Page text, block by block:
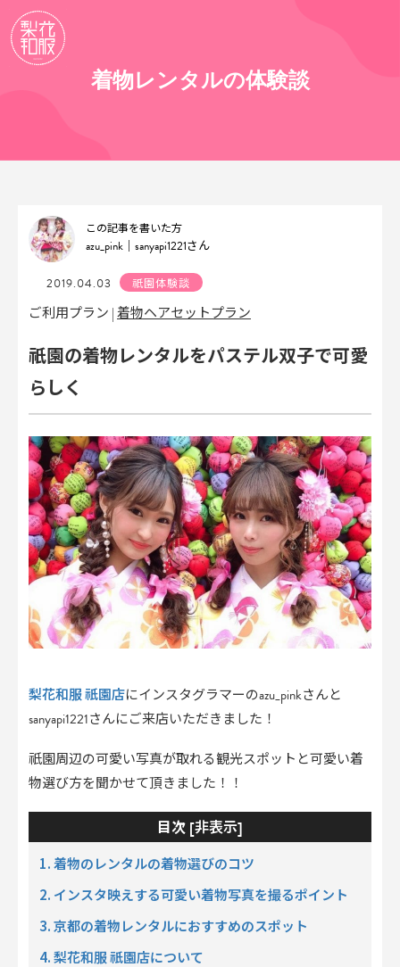
着物レンタルの体験談
この記事を書いた方
azu_pink｜sanyapi1221さん
2019.04.03 祇園体験談
ご利用プラン |着物ヘアセットプラン
祇園の着物レンタルをパステル双子で可愛
らしく
梨花和服 祇園店にインスタグラマーのazu_pinkさんと
sanyapi1221さんにご来店いただきました！
祇園周辺の可愛い写真が取れる観光スポットと可愛い着
物選び方を聞かせて頂きました！！
目次 [非表示]
1. 着物のレンタルの着物選びのコツ
2. インスタ映えする可愛い着物写真を撮るポイント
3. 京都の着物レンタルにおすすめのスポット
4. 梨花和服 祇園店について